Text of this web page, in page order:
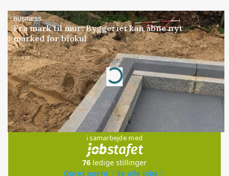
BUSINESS
Fra mark til mur: Byggeriet kan åbne nyt
marked for biokul
Annonce
Loading...
Jobs
i samarbejde med
76 ledige stillinger
Opret agent
Se alle jobs